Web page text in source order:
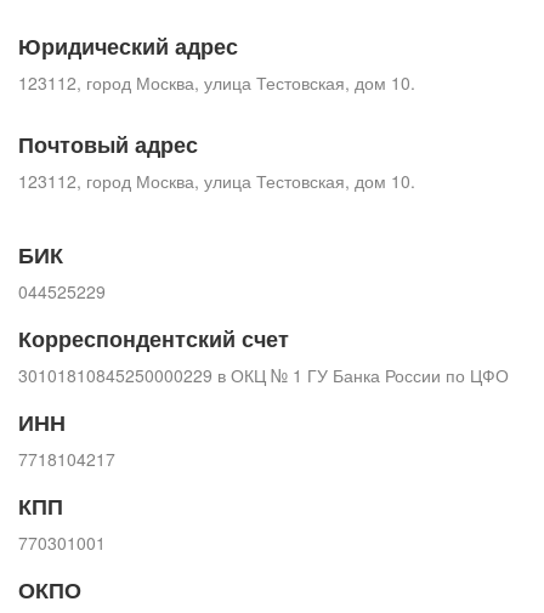
Юридический адрес
123112, город Москва, улица Тестовская, дом 10.
Почтовый адрес
123112, город Москва, улица Тестовская, дом 10.
БИК
044525229
Корреспондентский счет
30101810845250000229 в ОКЦ № 1 ГУ Банка России по ЦФО
ИНН
7718104217
КПП
770301001
ОКПО